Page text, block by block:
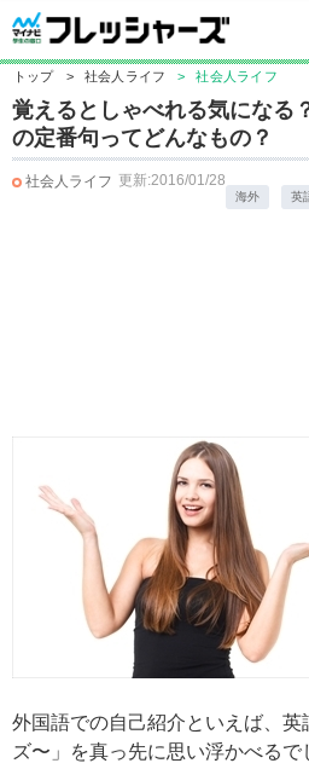
トップ > 社会人ライフ > 社会人ライフ
覚えるとしゃべれる気になる
の定番句ってどんなもの？
社会人ライフ 更新:2016/01/28
海外 英
外国語での自己紹介といえば、英
ズ〜」を真っ先に思い浮かべる